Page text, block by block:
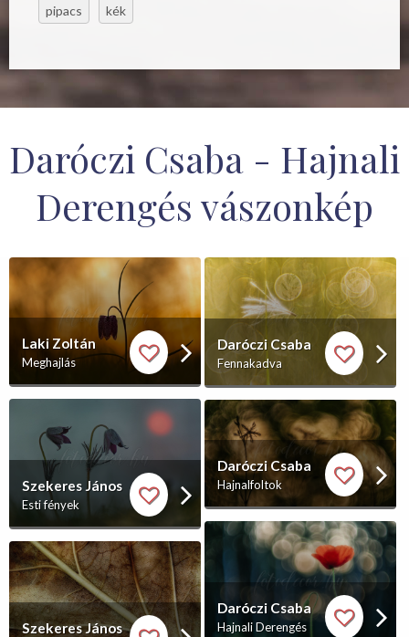
pipacs kék
Daróczi Csaba - Hajnali
Derengés vászonkép
Laki Zoltán
Meghajlás
Szekeres János
Esti fények
Szekeres János
Daróczi Csaba
Fennakadva
Daróczi Csaba
Hajnalfoltok
Daróczi Csaba
Hajnali Derengés